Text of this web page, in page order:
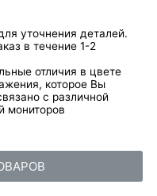
уточнения деталей.
в течение 1-2
отличия в цвете
которое Вы
с различной
мониторов